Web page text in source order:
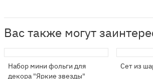
Вас также могут
Набор мини фольги для
декора "Яркие звезды"
Сет из